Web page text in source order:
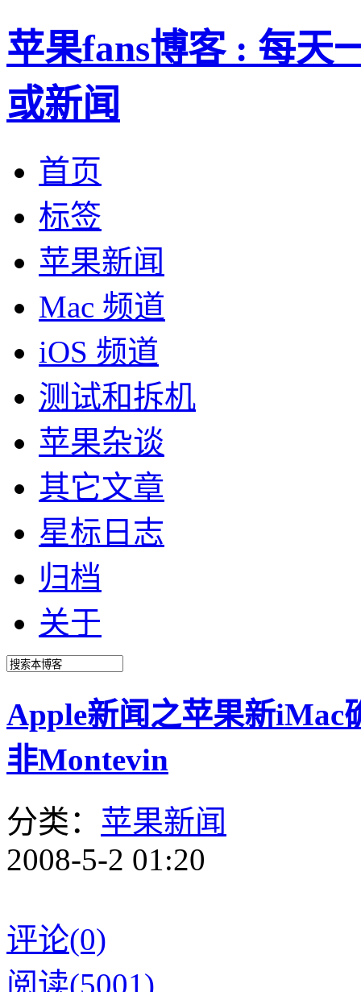
苹果fans博客 : 每天
或新闻
首页
标签
苹果新闻
Mac 频道
iOS 频道
测试和拆机
苹果杂谈
其它文章
星标日志
归档
关于
Apple新闻之苹果新iMac
非Montevin
分类： 苹果新闻
2008-5-2 01:20
评论(0)
阅读(5001)